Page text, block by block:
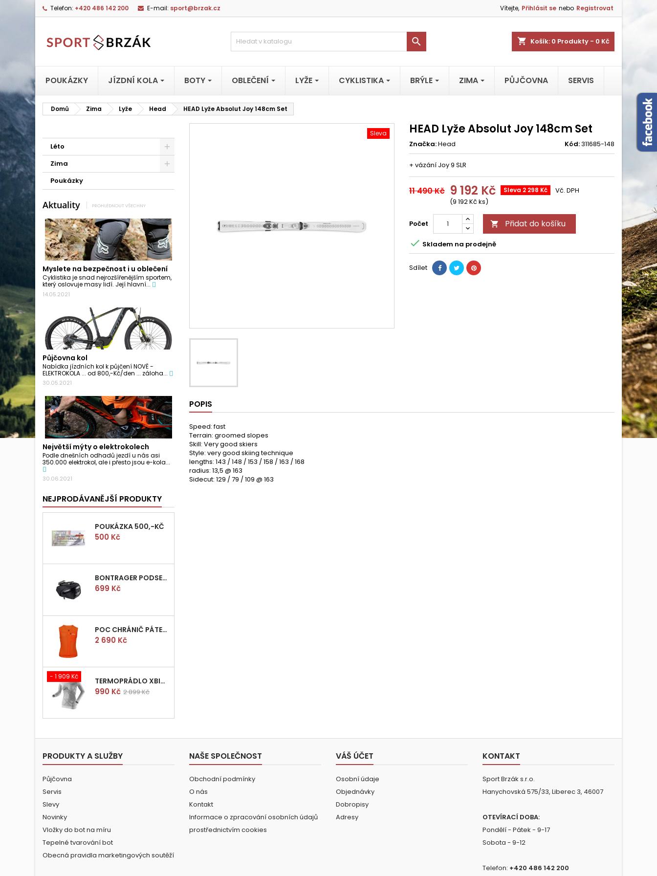
Telefon: +420 486 142 200 E-mail: sport@brzak.cz Vítejte, Přihlásit se nebo Registrovat
shopping_cart Košík: 0 Produkty - 0 Kč

POUKÁZKY JÍZDNÍ KOLA BOTY OBLEČENÍ LYŽE CYKLISTIKA BRÝLE ZIMA PŮJČOVNA SERVIS
Domů Zima Lyže Head HEAD Lyže Absolut Joy 148cm Set
Léto
Zima
Poukázky
Aktuality PROHLÉDNOUT VŠECHNY
Myslete na bezpečnost i u oblečení
Cyklistika je snad nejrozšířenějším sportem,
který oslovuje masy lidí. Její hlavní...
14.05.2021
Půjčovna kol
Nabídka jízdních kol k půjčení NOVĚ -
ELEKTROKOLA ... od 800,-Kč/den ... záloha...
30.05.2021
Největší mýty o elektrokolech
Podle dnešních odhadů jezdí u nás asi
350.000 elektrokol, ale i přesto jsou e-kola...
30.06.2021
NEJPRODÁVANĚJŠÍ PRODUKTY
POUKÁZKA 500,-KČ
Cena
500 Kč
BONTRAGER PODSEDLOVÁ BRAŠNIČKA PRO QUICK S
Cena
699 Kč
POC CHRÁNIČ PÁTEŘE POCITO VPD AIR VEST VEL.M
Cena
2 690 Kč
- 1 909 Kč TERMOPRÁDLO XBIONIC RADIACTOR WOMAN SHIRT LONGS L/XL
Cena
990 Kč Běžná
2 899 Kč
Sleva HEAD Lyže Absolut Joy 148cm Set
Značka:Head Kód:311685-148
+ vázání Joy 9 SLR
11 490 Kč 9 192 Kč Sleva 2 298 Kč
(9 192 Kč ks)
Vč. DPH
Počet  Přidat do košíku
 Skladem na prodejně
Sdílet
POPIS
Speed: fast
Terrain: groomed slopes
Skill: Very good skiers
Style: very good skiing technique
lengths: 143 / 148 / 153 / 158 / 163 / 168
radius: 13,5 @ 163
Sidecut: 129 / 79 / 109 @ 163
PRODUKTY A SLUŽBY
Půjčovna
Servis
Slevy
Novinky
Vložky do bot na míru
Tepelné tvarování bot
Obecná pravidla marketingových soutěží
NAŠE SPOLEČNOST
Obchodní podmínky
O nás
Kontakt
Informace o zpracování osobních údajů
prostřednictvím cookies
VÁŠ ÚČET
Osobní údaje
Objednávky
Dobropisy
Adresy
KONTAKT
Sport Brzák s.r.o.
Hanychovská 575/33, Liberec 3, 46007
OTEVÍRACÍ DOBA:
Pondělí - Pátek - 9-17
Sobota - 9-12
Telefon: +420 486 142 200